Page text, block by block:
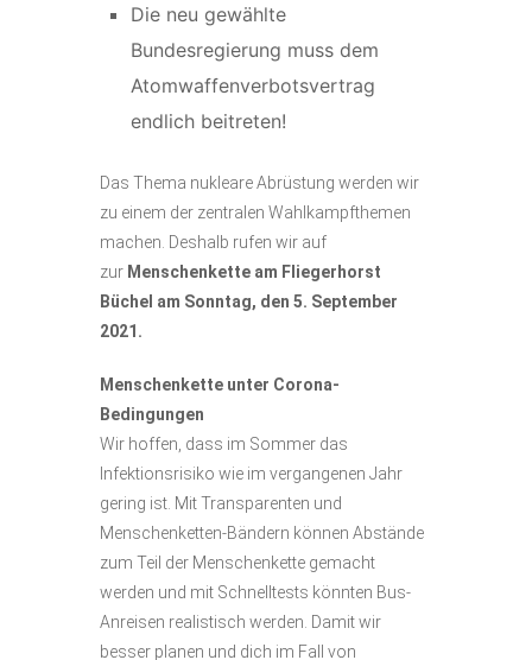
Die neu gewählte
Bundesregierung muss dem
Atomwaffenverbotsvertrag
endlich beitreten!
Das Thema nukleare Abrüstung werden wir
zu einem der zentralen Wahlkampfthemen
machen. Deshalb rufen wir auf
zur Menschenkette am Fliegerhorst
Büchel am Sonntag, den 5. September
2021.
Menschenkette unter Corona-
Bedingungen
Wir hoffen, dass im Sommer das
Infektionsrisiko wie im vergangenen Jahr
gering ist. Mit Transparenten und
Menschenketten-Bändern können Abstände
zum Teil der Menschenkette gemacht
werden und mit Schnelltests könnten Bus-
Anreisen realistisch werden. Damit wir
besser planen und dich im Fall von